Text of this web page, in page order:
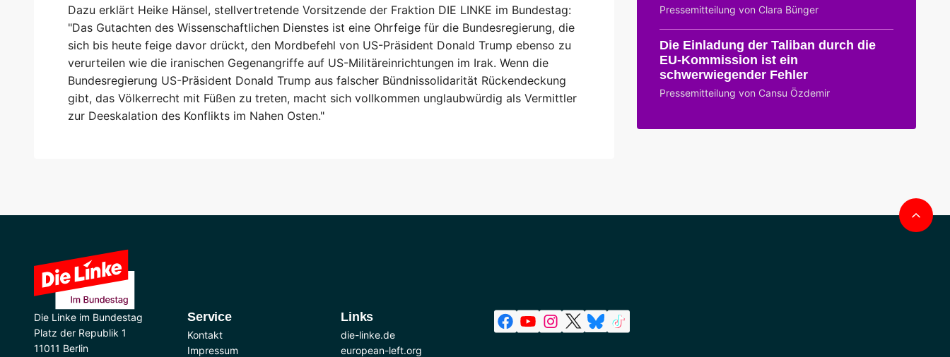
Dazu erklärt Heike Hänsel, stellvertretende Vorsitzende der Fraktion DIE LINKE im Bundestag:
"Das Gutachten des Wissenschaftlichen Dienstes ist eine Ohrfeige für die Bundesregierung, die
sich bis heute feige davor drückt, den Mordbefehl von US-Präsident Donald Trump ebenso zu
verurteilen wie die iranischen Gegenangriffe auf US-Militäreinrichtungen im Irak. Wenn die
Bundesregierung US-Präsident Donald Trump aus falscher Bündnissolidarität Rückendeckung
gibt, das Völkerrecht mit Füßen zu treten, macht sich vollkommen unglaubwürdig als Vermittler
zur Deeskalation des Konflikts im Nahen Osten."
Pressemitteilung von Clara Bünger
Die Einladung der Taliban durch die
EU-Kommission ist ein
schwerwiegender Fehler
Pressemitteilung von Cansu Özdemir
Die Linke im Bundestag
Platz der Republik 1
11011 Berlin
Service
Kontakt
Impressum
Links
die-linke.de
european-left.org